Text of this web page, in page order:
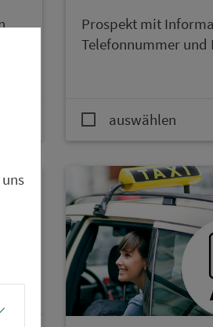
Prospekt mit
Te­le­fon­num­mer und
auswählen